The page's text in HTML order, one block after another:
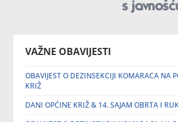
VAŽNE OBAVIJESTI
OBAVIJEST O DEZINSEKCIJI KOMARACA NA
KRIŽ
DANI OPĆINE KRIŽ & 14. SAJAM OBRTA I